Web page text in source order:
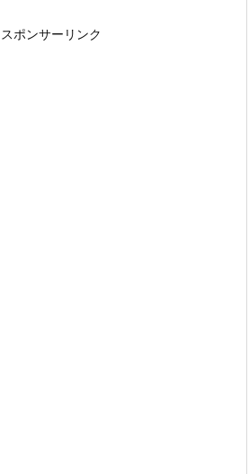
スポンサーリンク